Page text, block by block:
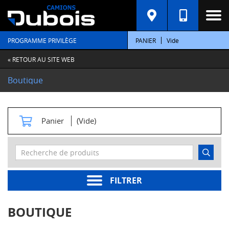
PROGRAMME PRIVILÈGE PANIER Vide
« RETOUR AU SITE WEB
Boutique
Panier (Vide)
FILTRER
C
A
T
É
G
O
R
E
S
t
e
r
moteur
BOUTIQUE